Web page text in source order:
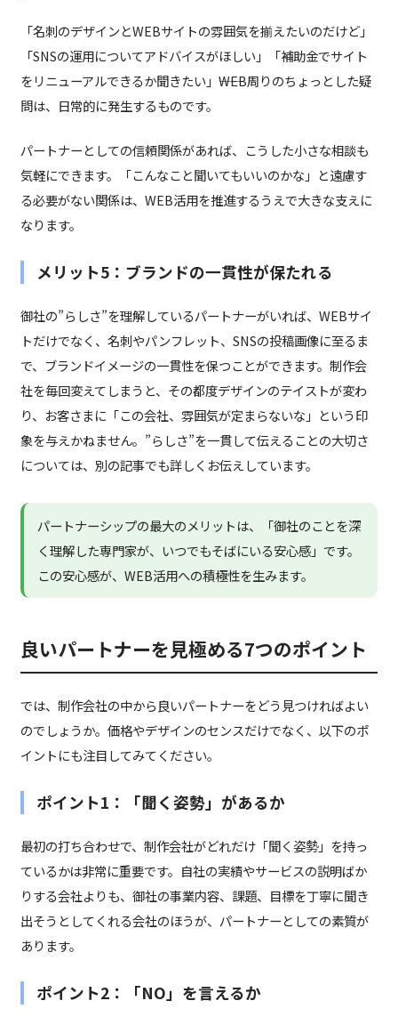
「名刺のデザインとWEBサイトの雰囲気を揃えたいのだけど」
「SNSの運用についてアドバイスがほしい」「補助金でサイト
をリニューアルできるか聞きたい」――WEB周りのちょっとした疑
問は、日常的に発生するものです。
パートナーとしての信頼関係があれば、こうした小さな相談も
気軽にできます。「こんなこと聞いてもいいのかな」と遠慮す
る必要がない関係は、WEB活用を推進するうえで大きな支えに
なります。
メリット5：ブランドの一貫性が保たれる
御社の”らしさ”を理解しているパートナーがいれば、WEBサイ
トだけでなく、名刺やパンフレット、SNSの投稿画像に至るま
で、ブランドイメージの一貫性を保つことができます。制作会
社を毎回変えてしまうと、その都度デザインのテイストが変わ
り、お客さまに「この会社、雰囲気が定まらないな」という印
象を与えかねません。”らしさ”を一貫して伝えることの大切さ
については、別の記事でも詳しくお伝えしています。
パートナーシップの最大のメリットは、「御社のことを深
く理解した専門家が、いつでもそばにいる安心感」です。
この安心感が、WEB活用への積極性を生みます。
良いパートナーを見極める7つのポイント
では、制作会社の中から良いパートナーをどう見つければよい
のでしょうか。価格やデザインのセンスだけでなく、以下のポ
イントにも注目してみてください。
ポイント1：「聞く姿勢」があるか
最初の打ち合わせで、制作会社がどれだけ「聞く姿勢」を持っ
ているかは非常に重要です。自社の実績やサービスの説明ばか
りする会社よりも、御社の事業内容、課題、目標を丁寧に聞き
出そうとしてくれる会社のほうが、パートナーとしての素質が
あります。
ポイント2：「NO」を言えるか